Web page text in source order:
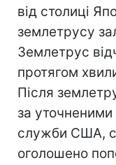
від столиці
землетрусу
Землетрус
протягом
Після
за уточненими
служби США,
оголошено